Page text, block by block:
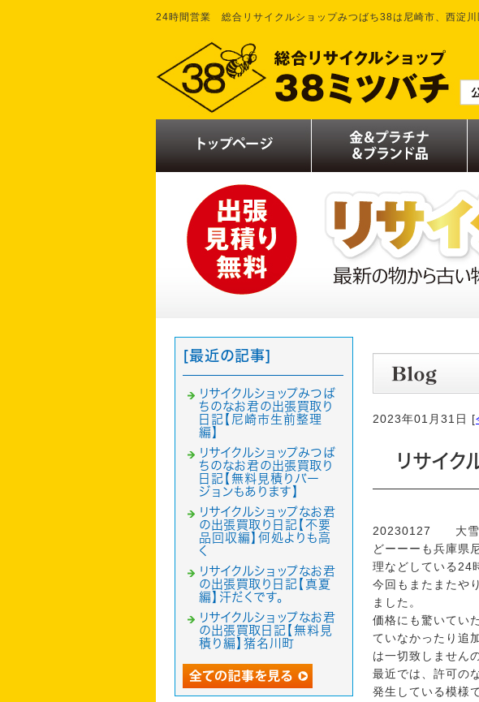
24時間営業 総合リサイクルショップみつばち38は尼崎市、西淀川
2023年01月31日 [
リサイ
20230127 大雪、
どーーーも兵庫県
理などしている24
今回もまたまたや
ました。
価格にも驚いてい
ていなかったり追
は一切致しません
最近では、許可の
発生している模様
[最近の記事]
リサイクルショップみつば
ちのなお君の出張買取り
日記【尼崎市生前整理
編】
リサイクルショップみつば
ちのなお君の出張買取り
日記【無料見積りバー
ジョンもあります】
リサイクルショップなお君
の出張買取り日記【不要
品回収編】何処よりも高
く
リサイクルショップなお君
の出張買取り日記【真夏
編】汗だくです。
リサイクルショップなお君
の出張買取日記【無料見
積り編】猪名川町